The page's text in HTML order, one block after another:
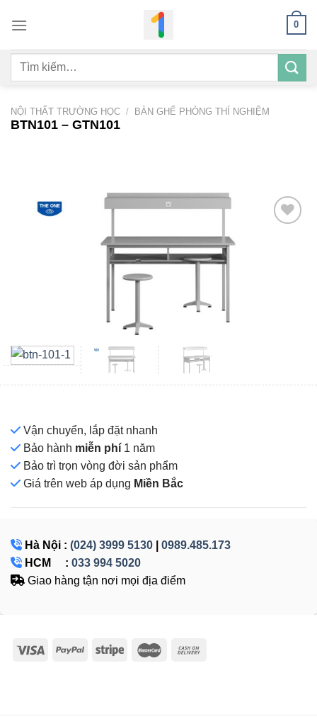
qua
dung
0
Tìm
NỘI THẤT TRƯỜNG HỌC / BÀN GHẾ PHÒNG THÍ NGHIỆM
BTN101 – GTN101
Vận chuyển, lắp đặt nhanh
Bảo hành miễn phí 1 năm
Bảo trì trọn vòng đời sản phẩm
Giá trên web áp dụng Miền Bắc
Hà Nội : (024) 3999 5130
0989.485.173
HCM : 033 994 5020
Giao hàng tận nơi mọi địa điểm